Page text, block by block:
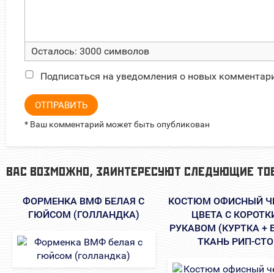
Осталось: 3000 символов
Подписаться на уведомления о новых
ОТПРАВИТЬ
* Ваш комментарий может быть опубликован
ВАС ВОЗМОЖНО, ЗАИНТЕРЕСУЮТ СЛЕДУЮЩИЕ
ФОРМЕНКА ВМФ БЕЛАЯ С
ГЮЙСОМ (ГОЛЛАНДКА)
КОСТЮМ ОФИСНЫЙ
ЦВЕТА С
РУКАВОМ (КУРТКА +
ТКАНЬ РИП-